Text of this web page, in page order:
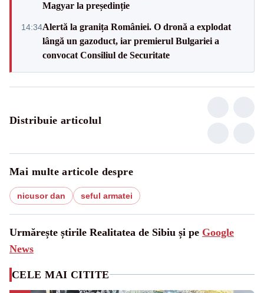
Magyar la președinție
14:34Alertă la granița României. O dronă a explodat
lângă un gazoduct, iar premierul Bulgariei a
convocat Consiliul de Securitate
Distribuie articolul
Mai multe articole despre
nicusor dan seful armatei
Urmărește știrile Realitatea de Sibiu și pe Google
News
CELE MAI CITITE